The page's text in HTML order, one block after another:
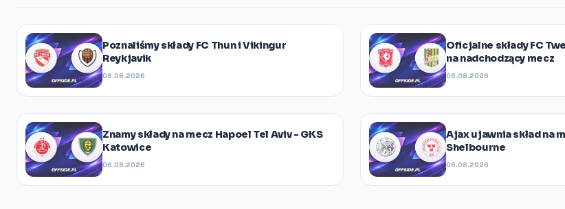
Poznaliśmy składy FC Thun i Vikingur
Reykjavik
06.08.2026
Oficjalne składy FC
na nadchodzący mecz
06.08.2026
Znamy składy na mecz Hapoel Tel Aviv - GKS
Katowice
06.08.2026
Ajax ujawnia skład na
Shelbourne
06.08.2026